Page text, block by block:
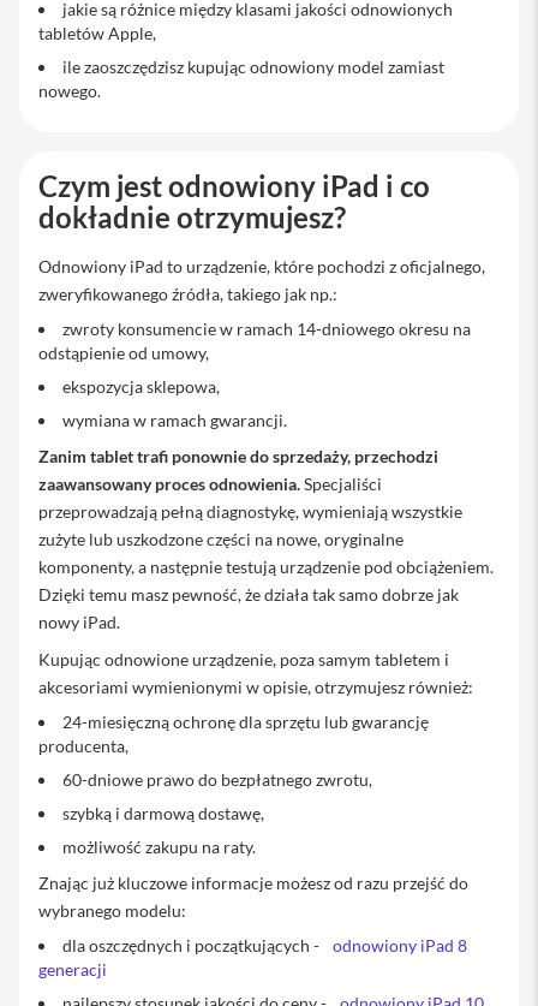
o
a
c
k
P
r
1
M
a
c
B
o
P
r
o
6
i
M
c
a
c
m
n
M
a
S
t
jakie są różnice między klasami jakości odnowionych
tabletów Apple,
ile zaoszczędzisz kupując odnowiony model zamiast
nowego.
Czym jest odnowiony iPad i co
dokładnie otrzymujesz?
Odnowiony iPad to urządzenie, które pochodzi z oficjalnego,
zweryfikowanego źródła, takiego jak np.:
zwroty konsumencie w ramach 14-dniowego okresu na
odstąpienie od umowy,
ekspozycja sklepowa,
wymiana w ramach gwarancji.
Zanim tablet trafi ponownie do sprzedaży, przechodzi
zaawansowany proces odnowienia.Specjaliści
przeprowadzają pełną diagnostykę, wymieniają wszystkie
zużyte lub uszkodzone części na nowe, oryginalne
komponenty, a następnie testują urządzenie pod obciążeniem.
Dzięki temu masz pewność, że działa tak samo dobrze jak
nowy iPad.
Kupując odnowione urządzenie, poza samym tabletem i
akcesoriami wymienionymi w opisie, otrzymujesz również:
24-miesięczną ochronę dla sprzętu lub gwarancję
producenta,
60-dniowe prawo do bezpłatnego zwrotu,
szybką i darmową dostawę,
możliwość zakupu na raty.
Znając już kluczowe informacje możesz od razu przejść do
wybranego modelu:
dla oszczędnych i początkujących -
odnowiony iPad 8
generacji